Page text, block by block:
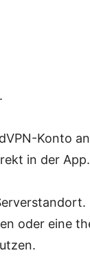
Konto
in der App.
oder eine